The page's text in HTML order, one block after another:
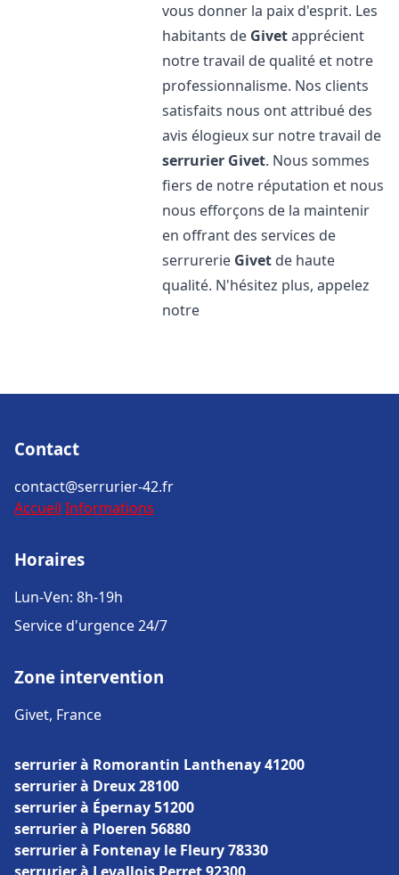
vous donner la paix d'esprit. Les
habitants de Givetapprécient
notre travail de qualité et notre
professionnalisme. Nos clients
satisfaits nous ont attribué des
avis élogieux sur notre travail de
serrurier Givet. Nous sommes
fiers de notre réputation et nous
nous efforçons de la maintenir
en offrant des services de
serrurerie Givet de haute
qualité. N'hésitez plus, appelez
notre
Contact
contact@serrurier-42.fr
Accueil Informations
Horaires
Lun-Ven: 8h-19h
Service d'urgence 24/7
Zone intervention
Givet, France
serrurier à Romorantin Lanthenay 41200
serrurier à Dreux 28100
serrurier à Épernay 51200
serrurier à Ploeren 56880
serrurier à Fontenay le Fleury 78330